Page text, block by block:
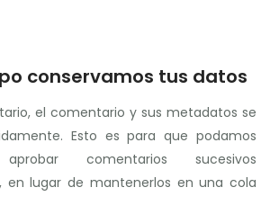
conservamos tus datos
el comentario y sus metadatos se
Esto es para que podamos
comentarios sucesivos
en lugar de mantenerlos en una cola